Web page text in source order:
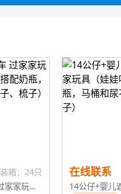
装箱：24只
14公仔+婴儿手推车 过家家玩具（娃娃喝水尿尿，搭配奶瓶，马桶和尿不湿，配镜子、梳子）
在线联系